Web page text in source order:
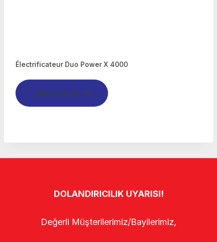
Électrificateur Duo Power X 4000
Lire la suite
DOLANDIRICILIK UYARISI!
Değerli Müşterilerimiz/Bayilerimiz,